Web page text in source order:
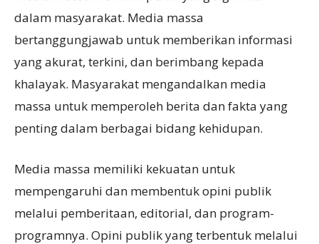
dalam masyarakat. Media massa
bertanggungjawab untuk memberikan informasi
yang akurat, terkini, dan berimbang kepada
khalayak. Masyarakat mengandalkan media
massa untuk memperoleh berita dan fakta yang
penting dalam berbagai bidang kehidupan.
Media massa memiliki kekuatan untuk
mempengaruhi dan membentuk opini publik
melalui pemberitaan, editorial, dan program-
programnya. Opini publik yang terbentuk melalui